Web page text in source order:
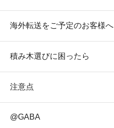
海外転送をご予定のお客様へ
積み木選びに困ったら
注意点
@GABA